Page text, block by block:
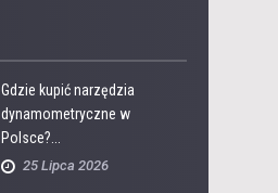
Gdzie kupić narzędzia
dynamometryczne w
Polsce?...
25 Lipca 2026